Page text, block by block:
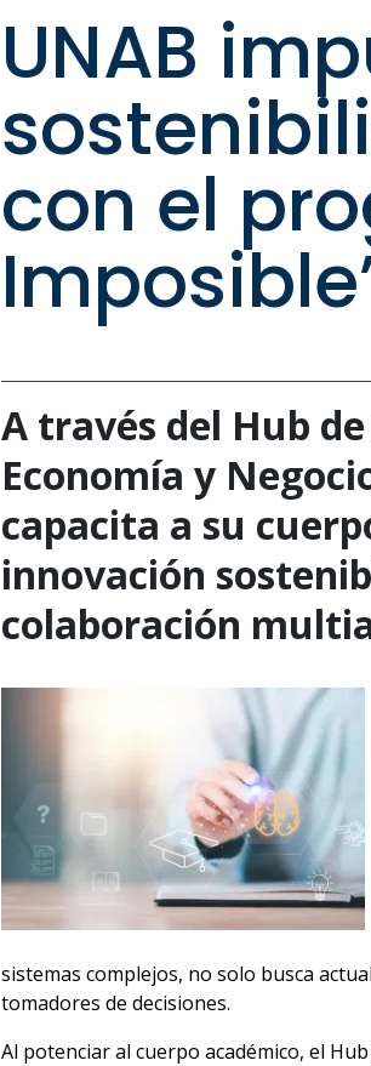
UNAB
con el
A través del Hub
Economía y
capacita a su
innovación
colaboración
sistemas complejos, no solo busca
tomadores de decisiones.
Al potenciar al cuerpo académico, el